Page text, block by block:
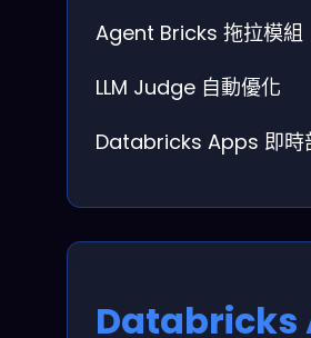
Agent Bricks 拖拉模組
LLM Judge 自動優化
Databricks Apps 即時
Databricks